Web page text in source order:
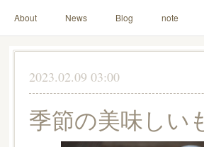
About News Blog note
Instagram Lesson Menu Schedule
2023.02.09 03:00
季節の美味しい